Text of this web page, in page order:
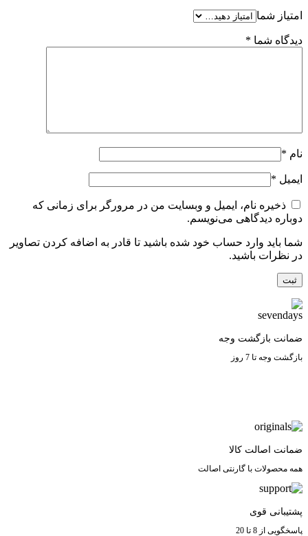
امتیاز شما
دیدگاه شما *
نام *
ایمیل *
ذخیره نام، ایمیل و وبسایت من در مرورگر برای زمانی که
دوباره دیدگاهی می‌نویسم.
شما باید وارد حساب خود شده باشید تا قادر به اضافه کردن تصاویر
در نظرات باشید.
ضمانت بازگشت وجه
بازگشت وجه تا 7 روز
ضمانت اصالت کالا
همه محصولات با گارنتی اصالت
پشتیبانی قوی
پاسخگویی از 8 تا 20